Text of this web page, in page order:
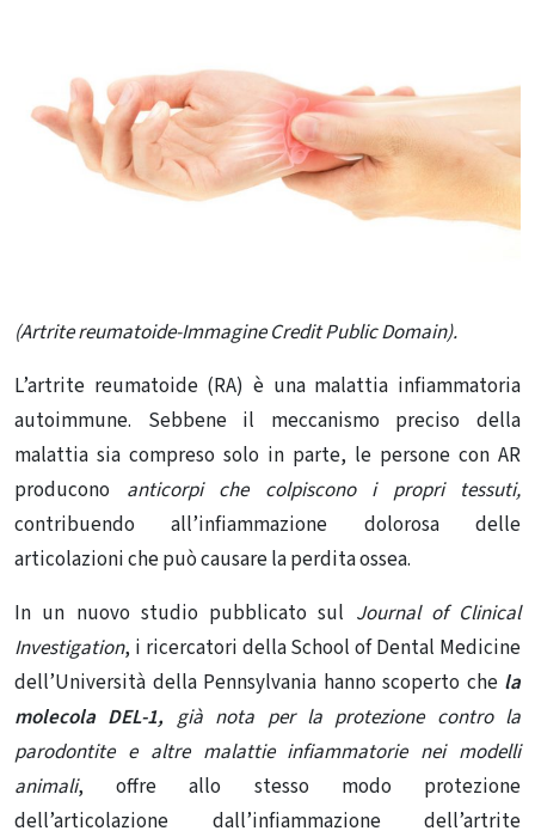
(Artrite reumatoide-Immagine Credit Public Domain).
L’artrite reumatoide (RA) è una malattia infiammatoria
autoimmune. Sebbene il meccanismo preciso della
malattia sia compreso solo in parte, le persone con AR
producono anticorpi che colpiscono i propri tessuti,
contribuendo all’infiammazione dolorosa delle
articolazioni che può causare la perdita ossea.
In un nuovo studio pubblicato sul Journal of Clinical
Investigation, i ricercatori della School of Dental Medicine
dell’Università della Pennsylvania hanno scoperto chela
molecola DEL-1, già nota per la protezione contro la
parodontite e altre malattie infiammatorienei modelli
animali, offre allo stesso modo protezione
dell’articolazione dall’infiammazione dell’artrite